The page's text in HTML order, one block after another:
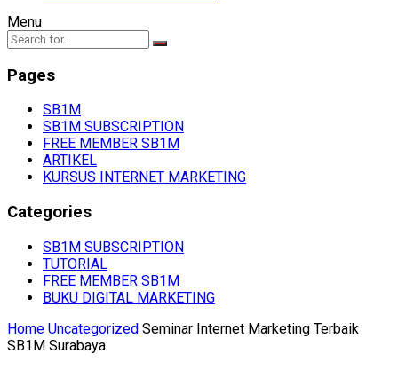
Menu
Pages
SB1M
SB1M SUBSCRIPTION
FREE MEMBER SB1M
ARTIKEL
KURSUS INTERNET MARKETING
Categories
SB1M SUBSCRIPTION
TUTORIAL
FREE MEMBER SB1M
BUKU DIGITAL MARKETING
Home Uncategorized Seminar Internet Marketing Terbaik
SB1M Surabaya